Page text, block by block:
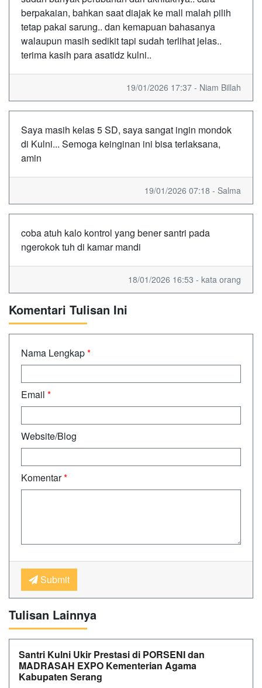
berpakaian, bahkan saat diajak ke mall malah pilih
tetap pakai sarung.. dan kemapuan bahasanya
walaupun masih sedikit tapi sudah terlihat jelas..
terima kasih para asatidz kulni..
19/01/2026 17:37 - Niam Billah
Saya masih kelas 5 SD, saya sangat ingin mondok
di Kulni... Semoga keinginan ini bisa terlaksana,
amin
19/01/2026 07:18 - Salma
coba atuh kalo kontrol yang bener santri pada
ngerokok tuh di kamar mandi
18/01/2026 16:53 - kata orang
Komentari Tulisan Ini
Nama Lengkap*
Email *
Website/Blog
Komentar*
Submit
Tulisan Lainnya
Santri Kulni Ukir Prestasi di PORSENI dan
MADRASAH EXPO Kementerian Agama
Kabupaten Serang